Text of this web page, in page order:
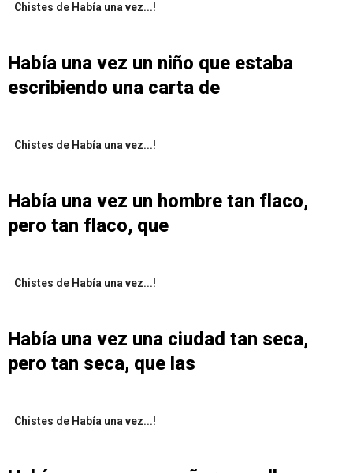
Chistes de Había una vez...!
Había una vez un niño que estaba
escribiendo una carta de
Chistes de Había una vez...!
Había una vez un hombre tan flaco,
pero tan flaco, que
Chistes de Había una vez...!
Había una vez una ciudad tan seca,
pero tan seca, que las
Chistes de Había una vez...!